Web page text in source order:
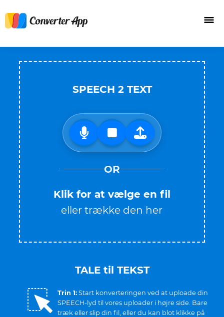
TALE til TEKST
Trin 1: Start konverteringen ved at uploade din
SPEECH-lyd til vores uploader i højre side. Bare
træk eller slip din fil, eller du kan blot klikke på
SPEECH 2 TEXT
OR
Klik for at vælge en fil
eller trække den her